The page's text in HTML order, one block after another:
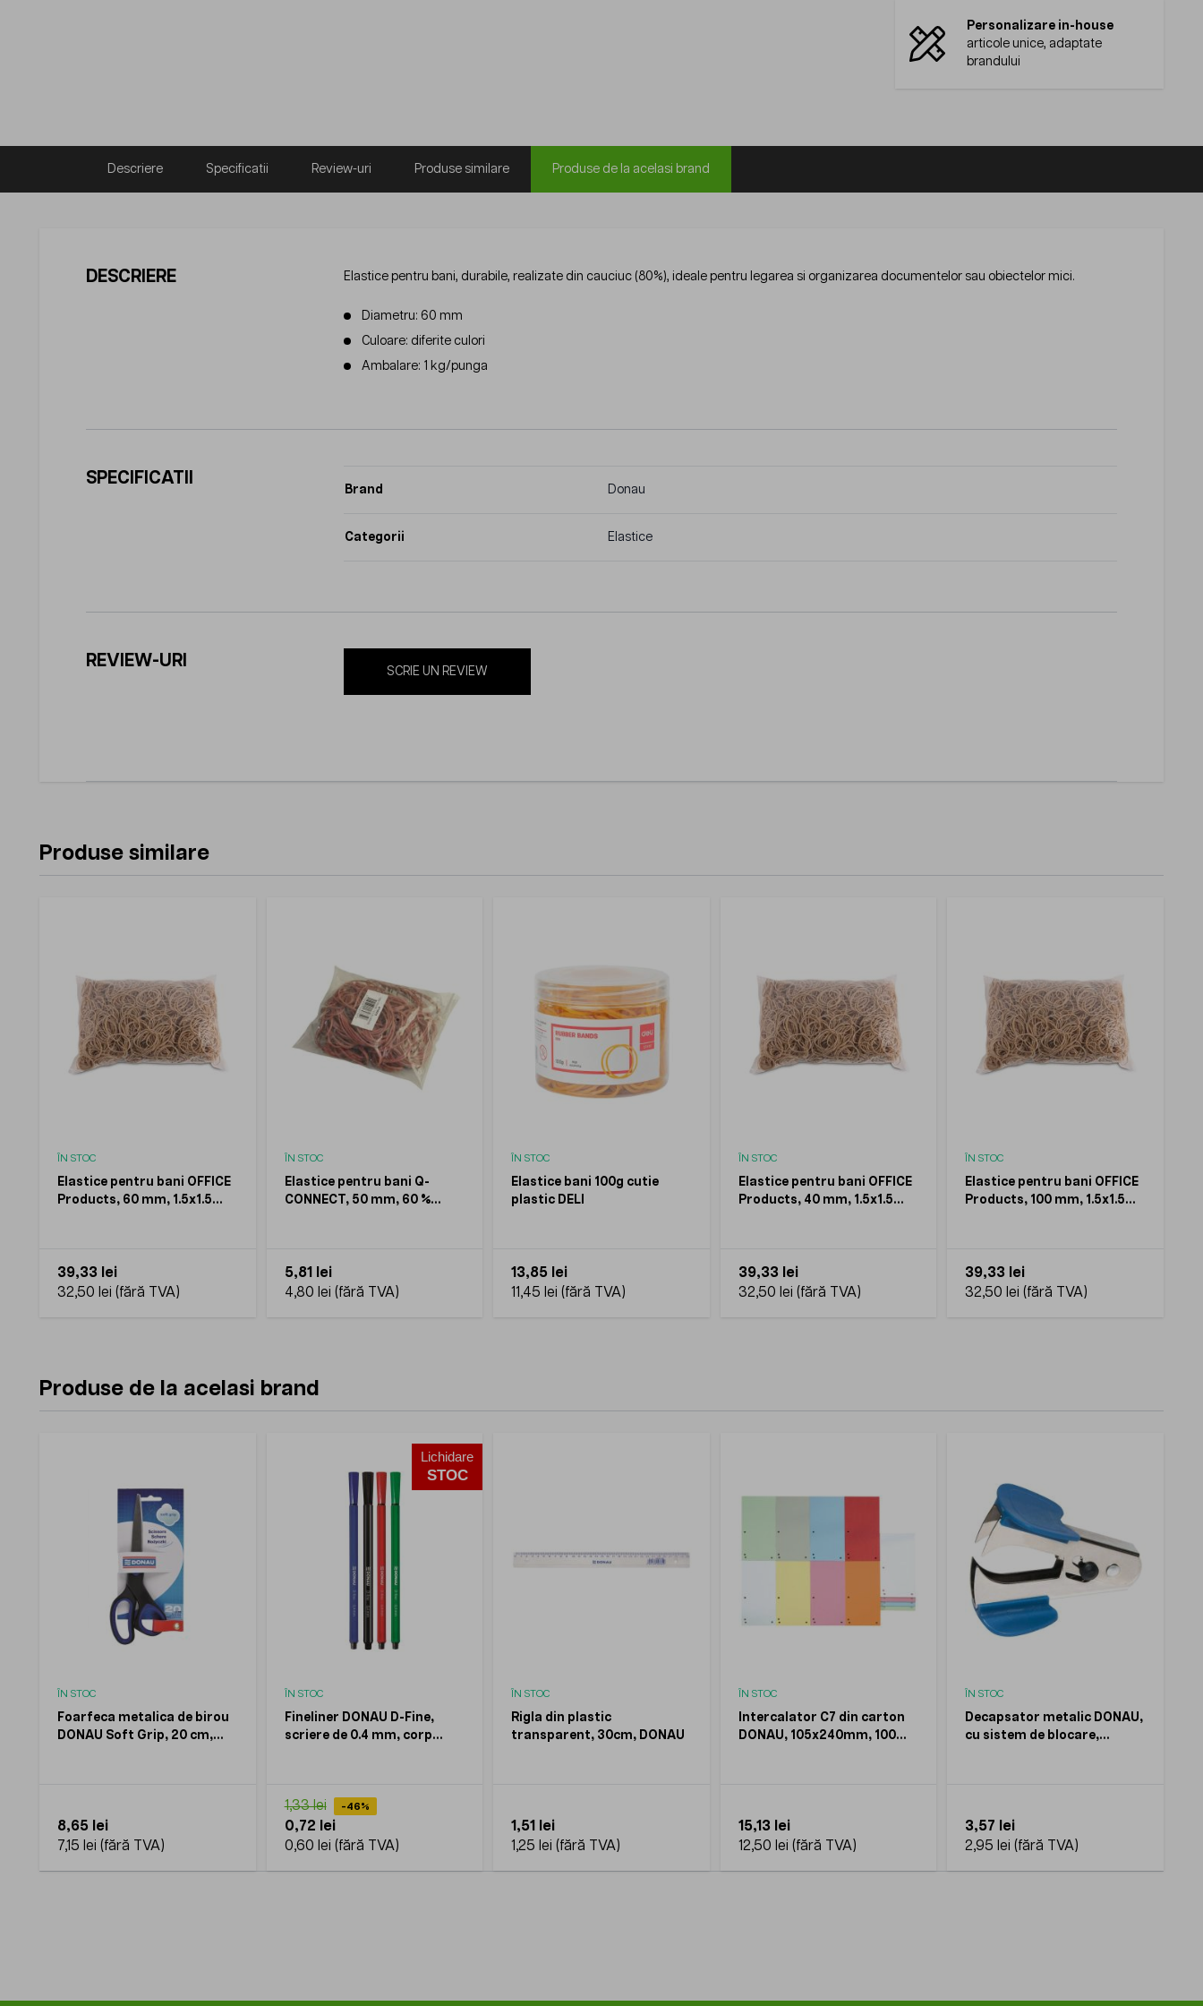
Personalizare in-house
articole unice, adaptate
brandului
Descriere Specificatii Review-uri Produse similare Produse de la acelasi brand
DESCRIERE Elastice pentru bani, durabile, realizate din cauciuc (80%), ideale pentru legarea si organizarea documentelor sau obiectelor mici.
Diametru: 60 mm
Culoare: diferite culori
Ambalare: 1 kg/punga
SPECIFICATII
Brand Donau
Categorii Elastice
REVIEW-URI
SCRIE UN REVIEW
Produse similare
ÎN STOC
Elastice pentru bani OFFICE
Products, 60 mm, 1.5x1.5
39,33 lei
32,50 lei
ÎN STOC
Elastice pentru bani Q-
CONNECT, 50 mm, 60 %
5,81 lei
4,80 lei
ÎN STOC
Elastice bani 100g cutie
plastic DELI
13,85 lei
11,45 lei
ÎN STOC
Elastice pentru bani OFFICE
Products, 40 mm, 1.5x1.5
39,33 lei
32,50 lei
ÎN STOC
Elastice pentru bani OFFICE
Products, 100 mm, 1.5x1.5
39,33 lei
32,50 lei
Produse de la acelasi brand
ÎN STOC
Foarfeca metalica de birou
DONAU Soft Grip, 20 cm,
8,65 lei
7,15 lei
Lichidare
STOC
ÎN STOC
Fineliner DONAU D-Fine,
scriere de 0.4 mm, corp
1,33 lei -46%
0,72 lei
0,60 lei
ÎN STOC
Rigla din plastic
transparent, 30cm, DONAU
1,51 lei
1,25 lei
ÎN STOC
Intercalator C7 din carton
DONAU, 105x240mm, 100
15,13 lei
12,50 lei
ÎN STOC
Decapsator metalic DONAU,
cu sistem de blocare,
3,57 lei
2,95 lei